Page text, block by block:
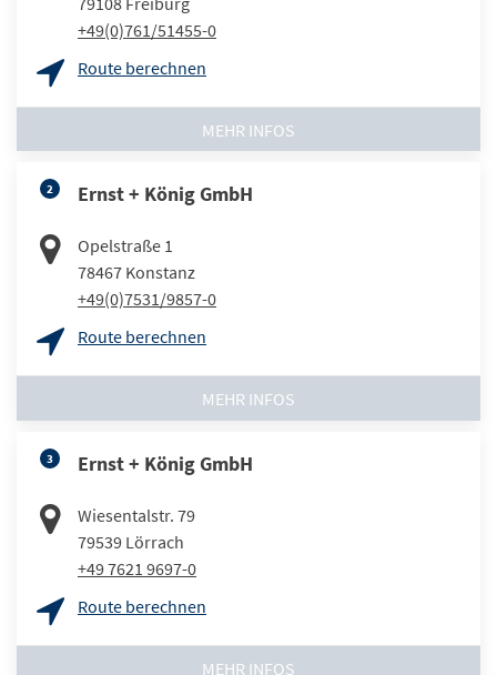
+49(0)761/51455-0
Route berechnen
MEHR INFOS
2 Ernst + König GmbH
Opelstraße 1
78467 Konstanz
+49(0)7531/9857-0
Route berechnen
MEHR INFOS
3 Ernst + König GmbH
Wiesentalstr. 79
79539 Lörrach
+49 7621 9697-0
Route berechnen
MEHR INFOS